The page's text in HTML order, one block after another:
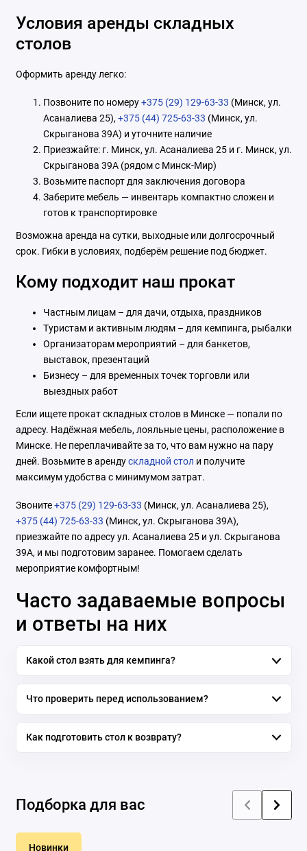
Условия аренды складных
столов
Оформить аренду легко:
Позвоните по номеру+375 (29) 129-63-33 (Минск, ул.
Асаналиева 25), +375 (44) 725-63-33 (Минск, ул.
Скрыганова 39А) и уточните наличие
Приезжайте: г. Минск, ул. Асаналиева 25 и г. Минск, ул.
Скрыганова 39А (рядом с Минск-Мир)
Возьмите паспорт для заключения договора
Заберите мебель — инвентарь компактно сложен и
готов к транспортировке
Возможна аренда на сутки, выходные или долгосрочный
срок. Гибки в условиях, подберём решение под бюджет.
Кому подходит наш прокат
Частным лицам – для дачи, отдыха, праздников
Туристам и активным людям – для кемпинга, рыбалки
Организаторам мероприятий – для банкетов,
выставок, презентаций
Бизнесу – для временных точек торговли или
выездных работ
Если ищете прокат складных столов в Минске — попали по
адресу. Надёжная мебель, лояльные цены, расположение в
Минске. Не переплачивайте за то, что вам нужно на пару
дней. Возьмите в арендускладной стол и получите
максимум удобства с минимумом затрат.
Звоните+375 (29) 129-63-33 (Минск, ул. Асаналиева 25),
+375 (44) 725-63-33 (Минск, ул. Скрыганова 39А),
приезжайте по адресу ул. Асаналиева 25 и ул. Скрыганова
39А, и мы подготовим заранее. Помогаем сделать
мероприятие комфортным!
Часто задаваемые вопросы
и ответы на них
Какой стол взять для кемпинга?
Что проверить перед использованием?
Как подготовить стол к возврату?
Подборка для вас
Новинки